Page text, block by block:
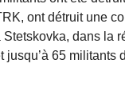
ont détruit une
dans la
65 militants